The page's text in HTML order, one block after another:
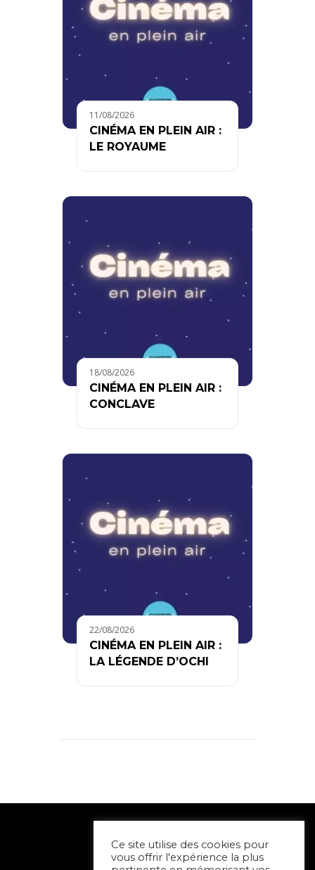
11/08/2026
CINÉMA EN PLEIN AIR :
LE ROYAUME
18/08/2026
CINÉMA EN PLEIN AIR :
CONCLAVE
22/08/2026
CINÉMA EN PLEIN AIR :
LA LÉGENDE D’OCHI
Ce site utilise des cookies pour
vous offrir l'expérience la plus